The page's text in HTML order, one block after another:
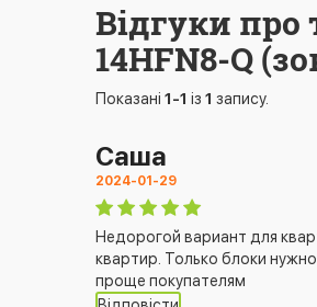
Відгуки про
14HFN8-Q
Показані 1-1 із 1 запису.
Саша
2024-01-29
Недорогой вариант для
квартир. Только блоки
проще покупателям